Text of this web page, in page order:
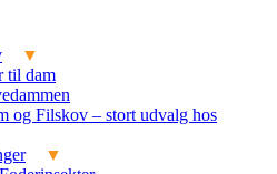
til dam
og Filskov – stort udvalg hos